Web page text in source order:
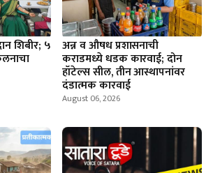
शिबीर; ५ अन्न व औषध प्रशासनाची
कराडमध्ये धडक कारवाई; दोन
हॉटेल्स सील, तीन आस्थापनांवर
दंडात्मक कारवाई
August 06, 2026